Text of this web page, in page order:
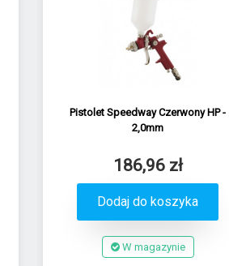
Pistolet Speedway Czerwony HP -
2,0mm
186,96 zł
Dodaj do koszyka
W magazynie